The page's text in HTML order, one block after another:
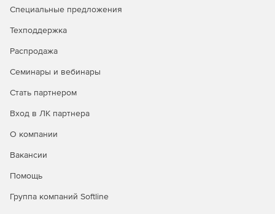
Предоставляет возможность составления в
операторов системы.
«Реверс 8000. Оформление пропусков».
Оформление карт доступа в виде пропусков.
назначение дизайна конкретному пропуску, вывод
печать наклеек на карту, так и прямая печать на
«Реверс 8000. Видео».
контроля проходящих – АРМ «Видеоидентификация»
– с функциями:
Специальные предложения
Техподдержка
Распродажа
Семинары и вебинары
Стать партнером
Вход в ЛК партнера
О компании
Вакансии
Помощь
Группа компаний Softline